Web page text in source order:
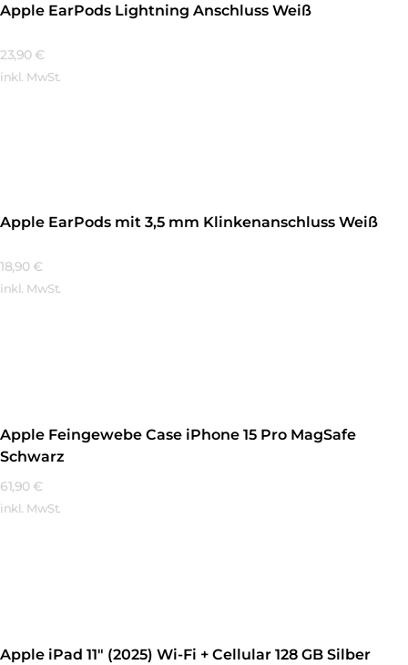
Apple EarPods Lightning Anschluss Weiß
23,90 €
inkl. MwSt.
Apple EarPods mit 3,5 mm Klinkenanschluss Weiß
18,90 €
inkl. MwSt.
Apple Feingewebe Case iPhone 15 Pro MagSafe
Schwarz
61,90 €
inkl. MwSt.
Apple iPad 11″ (2025) Wi-Fi + Cellular 128 GB Silber